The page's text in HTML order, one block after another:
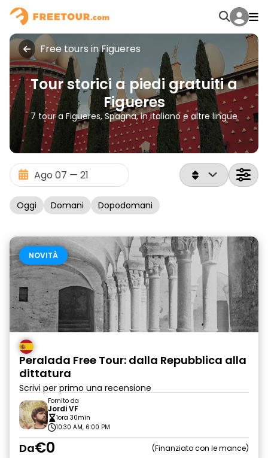
Free tours in Figueres
Tour storici a piedi gratuiti a
Figueres
7 tour a Figueres, Spagna, in italiano e altre lingue
Oggi Domani Dopodomani
NOVITÀ
Peralada Free Tour: dalla Repubblica alla
dittatura
Scrivi per primo una recensione
Fornito da
Jordi VF
1ora 30min
10:30 AM, 6:00 PM
Da€0 Finanziato con le mance